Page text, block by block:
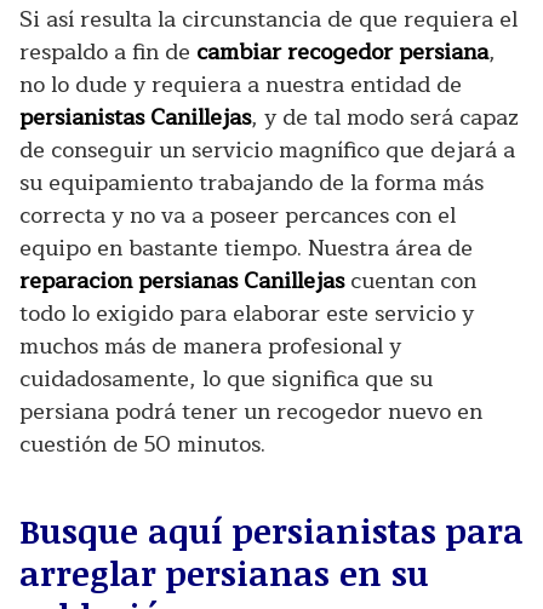
Si así resulta la circunstancia de que requiera el
respaldo a fin de cambiar recogedor persiana,
no lo dude y requiera a nuestra entidad de
persianistas Canillejas, y de tal modo será capaz
de conseguir un servicio magnífico que dejará a
su equipamiento trabajando de la forma más
correcta y no va a poseer percances con el
equipo en bastante tiempo. Nuestra área de
reparacion persianas Canillejascuentan con
todo lo exigido para elaborar este servicio y
muchos más de manera profesional y
cuidadosamente, lo que significa que su
persiana podrá tener un recogedor nuevo en
cuestión de 50 minutos.
Busque aquí persianistas para
arreglar persianas en su